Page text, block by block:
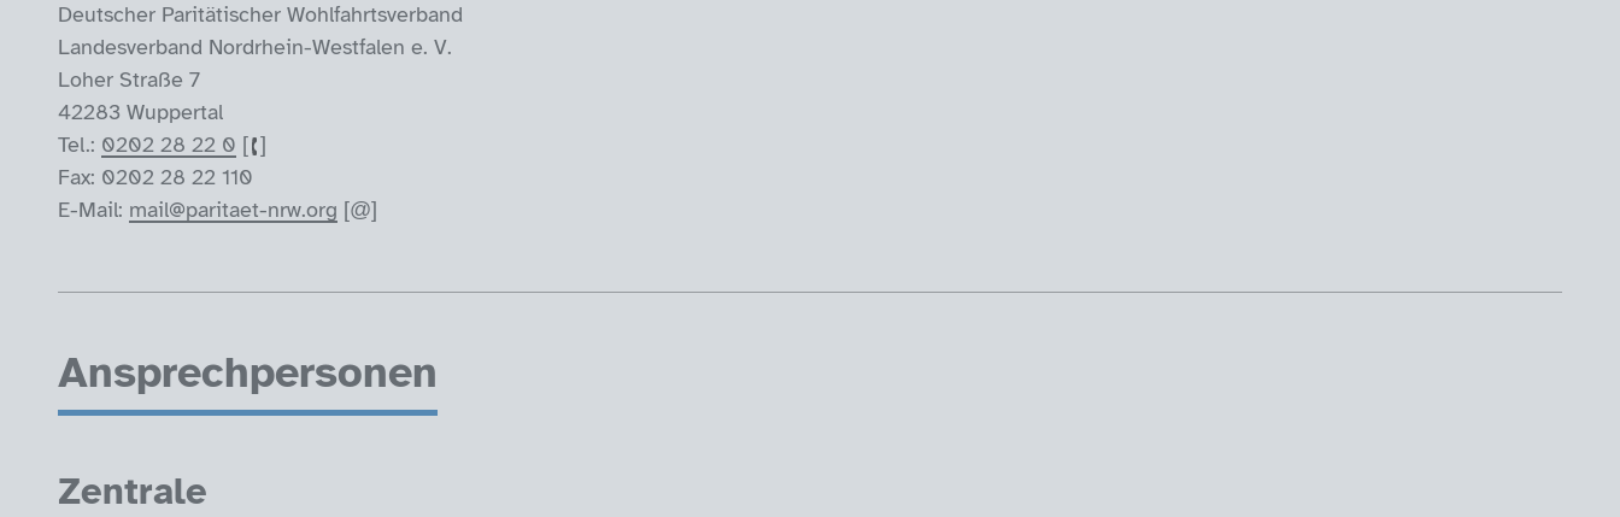
Deutscher Paritätischer Wohlfahrtsverband
Landesverband Nordrhein-Westfalen e. V.
Loher Straße 7
42283 Wuppertal
Tel.: 0202 28 22 0
Fax: 0202 28 22 110
E-Mail: mail@paritaet-nrw.org
Ansprechpersonen
Zentrale